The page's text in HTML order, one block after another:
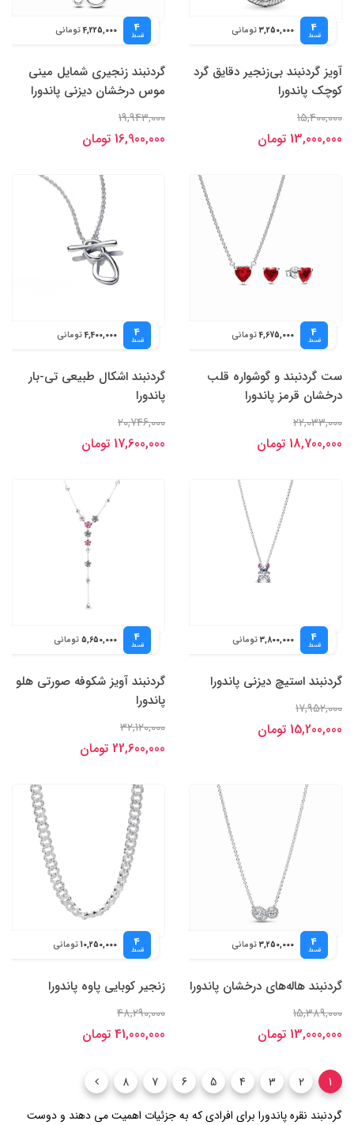
4
قسط 3,250,000 تومانی
آویز گردنبند بی‌زنجیر دقایق گرد
کوچک پاندورا
15,400,000
13,000,000 تومان
4
قسط 4,225,000 تومانی
گردنبند زنجیری شمایل مینی
موس درخشان دیزنی پاندورا
19,943,000
16,900,000 تومان
4
قسط 4,675,000 تومانی
ست گردنبند و گوشواره قلب
درخشان قرمز پاندورا
22,033,000
18,700,000 تومان
4
قسط 4,400,000 تومانی
گردنبند اشکال طبیعی تی-بار
پاندورا
20,746,000
17,600,000 تومان
4
قسط 3,800,000 تومانی
گردنبند استیچ دیزنی پاندورا
17,952,000
15,200,000 تومان
4
قسط 5,650,000 تومانی
گردنبند آویز شکوفه صورتی هلو
پاندورا
32,120,000
22,600,000 تومان
4
قسط 3,250,000 تومانی
گردنبند هاله‌های درخشان پاندورا
15,389,000
13,000,000 تومان
4
قسط 10,250,000 تومانی
زنجیر کوبایی پاوه پاندورا
48,290,000
41,000,000 تومان
1
2
3
4
5
6
7
8
گردنبند نقره پاندورا برای افرادی که به جزئیات اهمیت می‌ دهند و دوست